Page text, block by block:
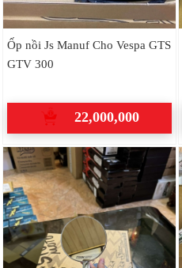
Ốp nồi Js Manuf Cho Vespa GTS
GTV 300
22,000,000